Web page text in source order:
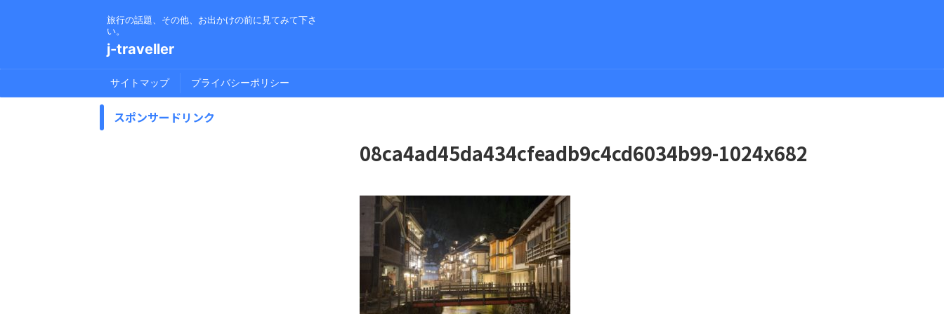
旅行の話題、その他、お出かけの前に見てみて下さ
い。
j-traveller
サイトマップ プライバシーポリシー
08ca4ad45da434cfeadb9c4cd6034b99-1024x682
スポンサードリンク